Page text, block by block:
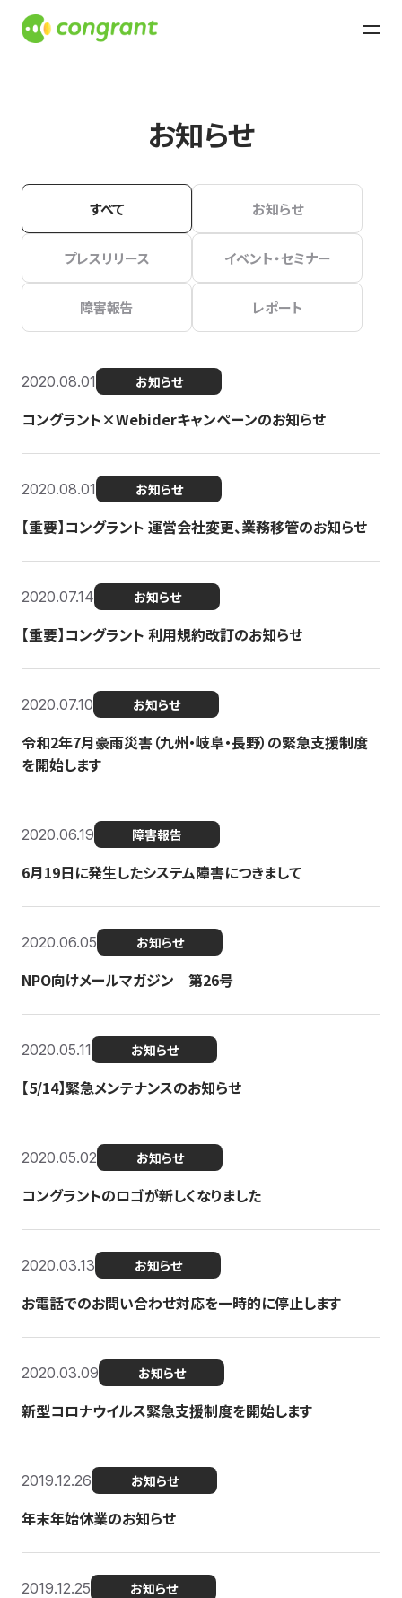
お知らせ
すべて お知らせ
プレスリリース イベント・セミナー
障害報告 レポート
2020.08.01 お知らせ
コングラント×Webiderキャンペーンのお知らせ
2020.08.01 お知らせ
【重要】コングラント 運営会社変更、業務移管のお知らせ
2020.07.14 お知らせ
【重要】コングラント 利用規約改訂のお知らせ
2020.07.10 お知らせ
令和2年7月豪雨災害（九州・岐阜・長野）の緊急支援制度
を開始します
2020.06.19 障害報告
6月19日に発生したシステム障害につきまして
2020.06.05 お知らせ
NPO向けメールマガジン 第26号
2020.05.11 お知らせ
【5/14】緊急メンテナンスのお知らせ
2020.05.02 お知らせ
コングラントのロゴが新しくなりました
2020.03.13 お知らせ
お電話でのお問い合わせ対応を一時的に停止します
2020.03.09 お知らせ
新型コロナウイルス緊急支援制度を開始します
2019.12.26 お知らせ
年末年始休業のお知らせ
2019.12.25 お知らせ